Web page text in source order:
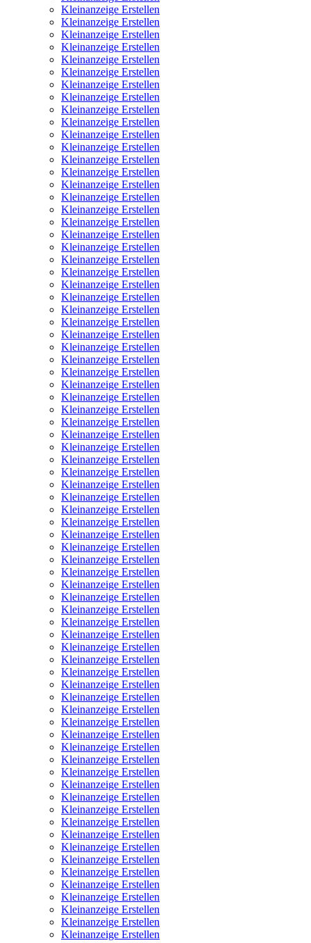
Kleinanzeige Erstellen
Kleinanzeige Erstellen
Kleinanzeige Erstellen
Kleinanzeige Erstellen
Kleinanzeige Erstellen
Kleinanzeige Erstellen
Kleinanzeige Erstellen
Kleinanzeige Erstellen
Kleinanzeige Erstellen
Kleinanzeige Erstellen
Kleinanzeige Erstellen
Kleinanzeige Erstellen
Kleinanzeige Erstellen
Kleinanzeige Erstellen
Kleinanzeige Erstellen
Kleinanzeige Erstellen
Kleinanzeige Erstellen
Kleinanzeige Erstellen
Kleinanzeige Erstellen
Kleinanzeige Erstellen
Kleinanzeige Erstellen
Kleinanzeige Erstellen
Kleinanzeige Erstellen
Kleinanzeige Erstellen
Kleinanzeige Erstellen
Kleinanzeige Erstellen
Kleinanzeige Erstellen
Kleinanzeige Erstellen
Kleinanzeige Erstellen
Kleinanzeige Erstellen
Kleinanzeige Erstellen
Kleinanzeige Erstellen
Kleinanzeige Erstellen
Kleinanzeige Erstellen
Kleinanzeige Erstellen
Kleinanzeige Erstellen
Kleinanzeige Erstellen
Kleinanzeige Erstellen
Kleinanzeige Erstellen
Kleinanzeige Erstellen
Kleinanzeige Erstellen
Kleinanzeige Erstellen
Kleinanzeige Erstellen
Kleinanzeige Erstellen
Kleinanzeige Erstellen
Kleinanzeige Erstellen
Kleinanzeige Erstellen
Kleinanzeige Erstellen
Kleinanzeige Erstellen
Kleinanzeige Erstellen
Kleinanzeige Erstellen
Kleinanzeige Erstellen
Kleinanzeige Erstellen
Kleinanzeige Erstellen
Kleinanzeige Erstellen
Kleinanzeige Erstellen
Kleinanzeige Erstellen
Kleinanzeige Erstellen
Kleinanzeige Erstellen
Kleinanzeige Erstellen
Kleinanzeige Erstellen
Kleinanzeige Erstellen
Kleinanzeige Erstellen
Kleinanzeige Erstellen
Kleinanzeige Erstellen
Kleinanzeige Erstellen
Kleinanzeige Erstellen
Kleinanzeige Erstellen
Kleinanzeige Erstellen
Kleinanzeige Erstellen
Kleinanzeige Erstellen
Kleinanzeige Erstellen
Kleinanzeige Erstellen
Kleinanzeige Erstellen
Kleinanzeige Erstellen